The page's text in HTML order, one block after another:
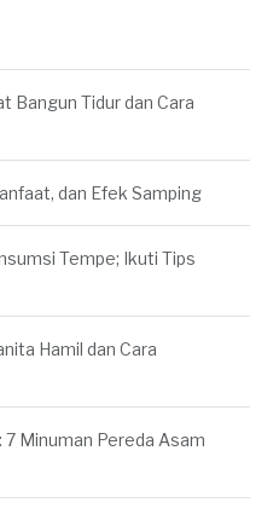
Bangun Tidur dan Cara
dan Efek Samping
Tempe; Ikuti Tips
Hamil dan Cara
7 Minuman Pereda Asam